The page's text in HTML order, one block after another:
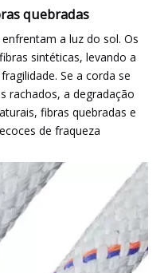
quebradas
a luz do sol. Os
sintéticas, levando a
Se a corda se
rachados, a degradação
fibras quebradas e
de fraqueza